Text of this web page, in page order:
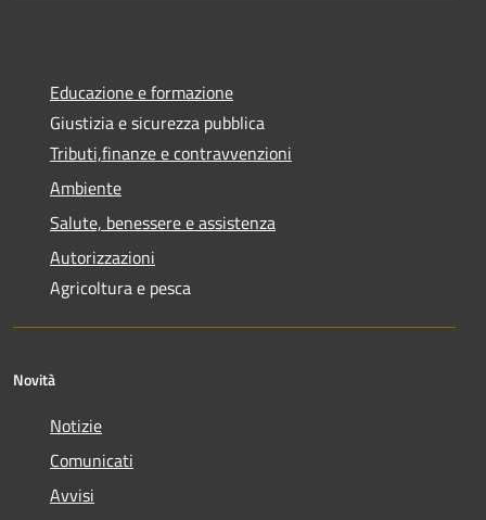
Educazione e formazione
Giustizia e sicurezza pubblica
Tributi,finanze e contravvenzioni
Ambiente
Salute, benessere e assistenza
Autorizzazioni
Agricoltura e pesca
Novità
Notizie
Comunicati
Avvisi